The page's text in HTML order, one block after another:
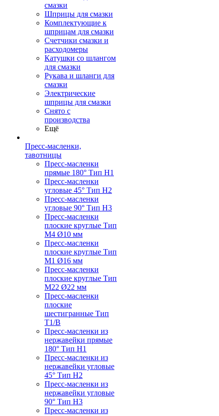
смазки
Шприцы для смазки
Комплектующие к
шприцам для смазки
Счетчики смазки и
расходомеры
Катушки со шлангом
для смазки
Рукава и шланги для
смазки
Электрические
шприцы для смазки
Снято с
производства
Ещё
Пресс-масленки,
тавотницы
Пресс-масленки
прямые 180° Тип H1
Пресс-масленки
угловые 45° Тип H2
Пресс-масленки
угловые 90° Тип H3
Пресс-масленки
плоские круглые Тип
M4 Ø10 мм
Пресс-масленки
плоские круглые Тип
M1 Ø16 мм
Пресс-масленки
плоские круглые Тип
M22 Ø22 мм
Пресс-масленки
плоские
шестигранные Тип
T1/B
Пресс-масленки из
нержавейки прямые
180° Тип H1
Пресс-масленки из
нержавейки угловые
45° Тип H2
Пресс-масленки из
нержавейки угловые
90° Тип H3
Пресс-масленки из